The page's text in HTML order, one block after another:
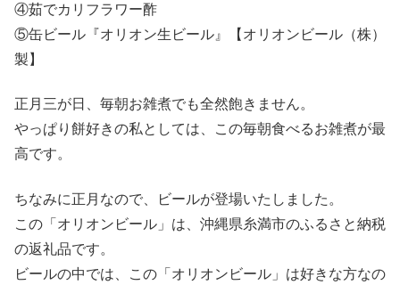
④茹でカリフラワー酢
⑤缶ビール『オリオン生ビール』【オリオンビール（株）
製】
正月三が日、毎朝お雑煮でも全然飽きません。
やっぱり餅好きの私としては、この毎朝食べるお雑煮が最
高です。
ちなみに正月なので、ビールが登場いたしました。
この「オリオンビール」は、沖縄県糸満市のふるさと納税
の返礼品です。
ビールの中では、この「オリオンビール」は好きな方なの